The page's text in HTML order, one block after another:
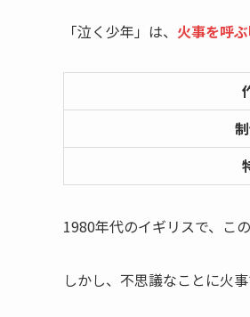
「泣く少年」は、 火事を呼
1980年代のイギリスで、こ
しかし、不思議なことに火